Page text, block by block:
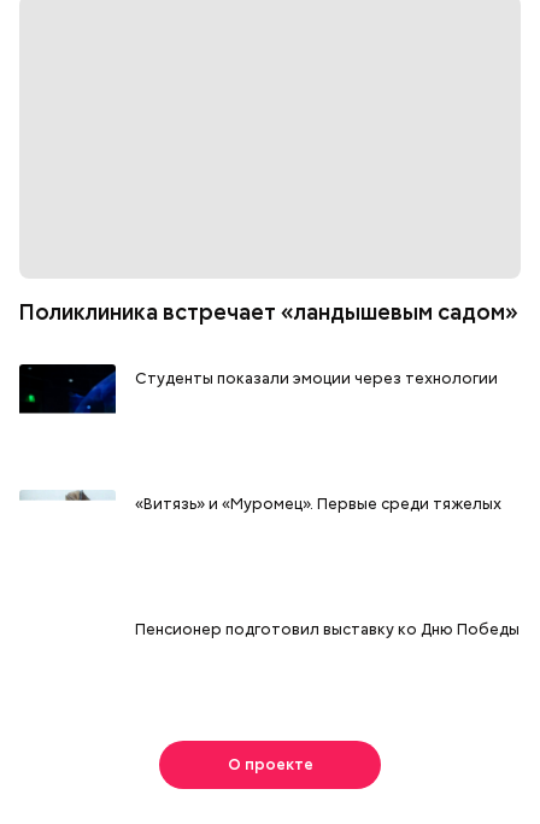
Поликлиника встречает «ландышевым садом»
Студенты показали эмоции через технологии
«Витязь» и «Муромец». Первые среди тяжелых
Пенсионер подготовил выставку ко Дню Победы
О проекте